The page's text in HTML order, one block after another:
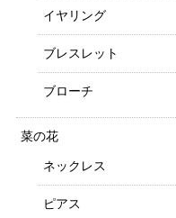
イヤリング
ブレスレット
ブローチ
菜の花
ネックレス
ピアス